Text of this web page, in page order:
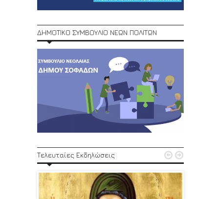
ΔΗΜΟΤΙΚΟ ΣΥΜΒΟΥΛΙΟ ΝΕΩΝ ΠΟΛΙΤΩΝ
Τελευταίες Εκδηλώσεις  